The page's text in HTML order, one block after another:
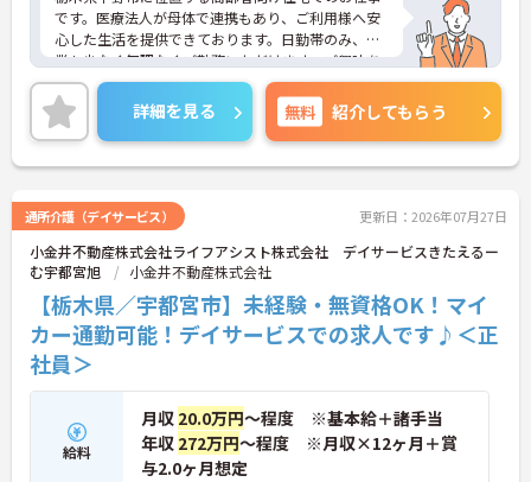
です。医療法人が母体で連携もあり、ご利用様へ安
心した生活を提供できております。日勤帯のみ、残
業も少なく無理なくご勤務いただけます。ご興味あ
る方には、面接対策ポイントなど、さらに詳細をお
話しいたしますのでお気軽にご相談ください！
詳細を見る 無料 紹介してもらう
通所介護（デイサービス） 更新日：2026年07月27日
小金井不動産株式会社ライフアシスト株式会社 デイサービスきたえるー
む宇都宮旭
小金井不動産株式会社
【栃木県／宇都宮市】未経験・無資格OK！マイ
カー通勤可能！デイサービスでの求人です♪＜正
社員＞
給料
月収 20.0万円～程度 ※基本給＋諸手当
年収 272万円～程度 ※月収×12ヶ月＋賞
与2.0ヶ月想定